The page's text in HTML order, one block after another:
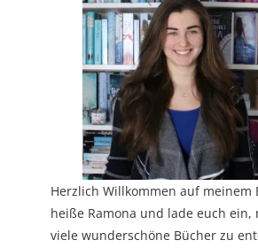
Herzlich Willkommen auf meinem
heiße Ramona und lade euch ein,
viele wunderschöne Bücher zu